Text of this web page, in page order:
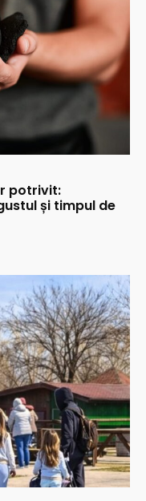
potrivit:
și timpul de